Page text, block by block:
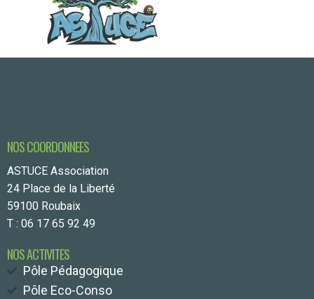
NOS COORDONNEES
ASTUCE Association
24 Place de la Liberté
59100 Roubaix
T : 06 17 65 92 49
NOS ACTIVITES
Pôle Pédagogique
Pôle Eco-Conso